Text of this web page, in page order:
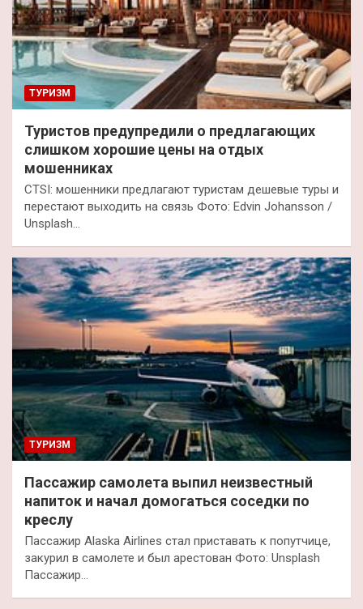
ТУРИЗМ
Туристов предупредили о предлагающих
слишком хорошие цены на отдых
мошенниках
CTSI: мошенники предлагают туристам дешевые туры и
перестают выходить на связь Фото: Edvin Johansson /
Unsplash…
ТУРИЗМ
Пассажир самолета выпил неизвестный
напиток и начал домогаться соседки по
креслу
Пассажир Alaska Airlines стал приставать к попутчице,
закурил в самолете и был арестован Фото: Unsplash
Пассажир…